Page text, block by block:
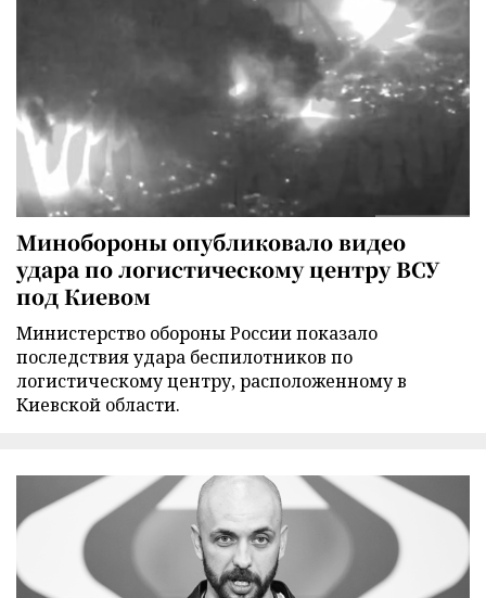
Минобороны опубликовало видео
удара по логистическому центру ВСУ
под Киевом
Министерство обороны России показало
последствия удара беспилотников по
логистическому центру, расположенному в
Киевской области.